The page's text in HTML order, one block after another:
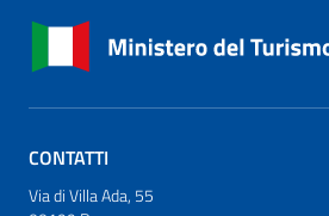
CONTATTI
Via di Villa Ada, 55